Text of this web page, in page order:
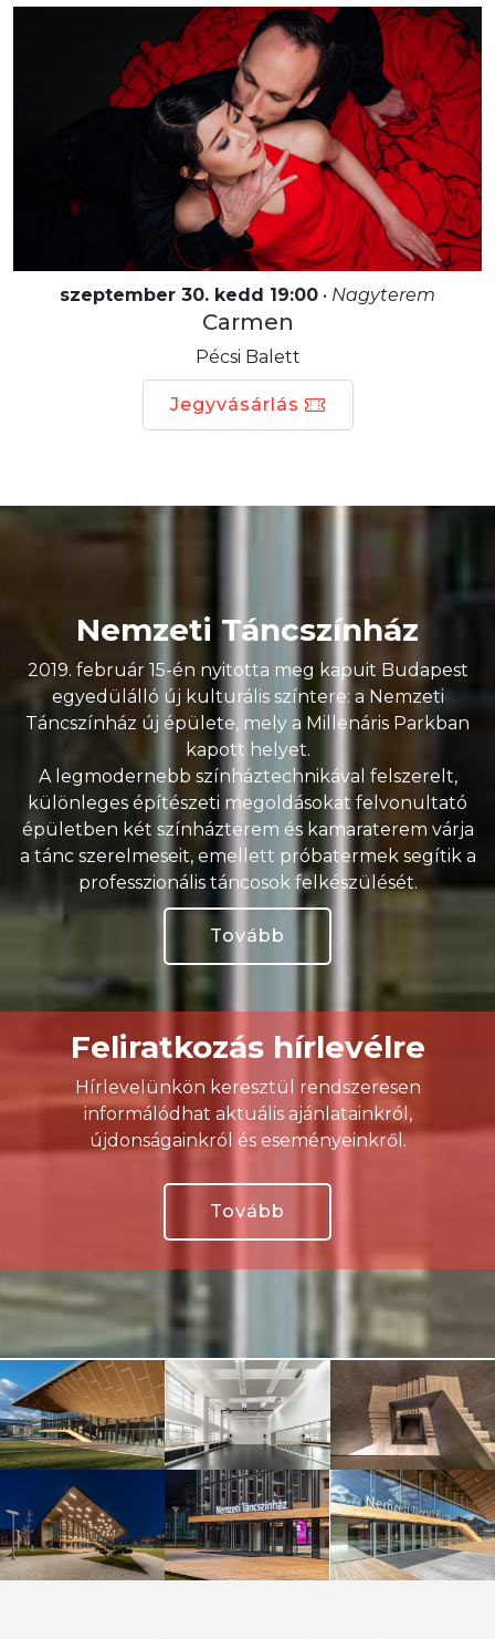
szeptember 30. kedd 19:00 • Nagyterem
Carmen
Pécsi Balett
Jegyvásárlás
Nemzeti Táncszínház
2019. február 15-én nyitotta meg kapuit Budapest
egyedülálló új kulturális színtere: a Nemzeti
Táncszínház új épülete, mely a Millenáris Parkban
kapott helyet.
A legmodernebb színháztechnikával felszerelt,
különleges építészeti megoldásokat felvonultató
épületben két színházterem és kamaraterem várja
a tánc szerelmeseit, emellett próbatermek segítik a
professzionális táncosok felkészülését.
Tovább
Feliratkozás hírlevélre
Hírlevelünkön keresztül rendszeresen
informálódhat aktuális ajánlatainkról,
újdonságainkról és eseményeinkről.
Tovább